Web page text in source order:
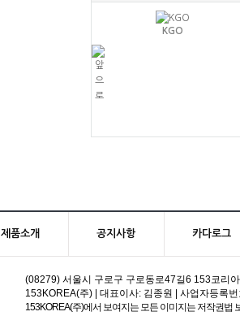
KGO
제품소개 공지사항 카다로그
(08279) 서울시 구로구 구로동로47길6 153코리
153KOREA(주) | 대표이사: 김종원 | 사업자등록
153KOREA(주)에서 보여지는 모든 이미지는 저작권법